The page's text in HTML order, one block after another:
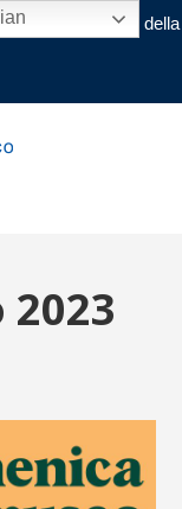
Musei nazionali della